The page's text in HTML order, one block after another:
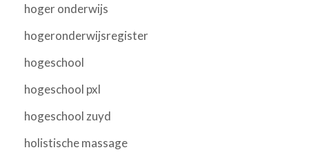
hoger onderwijs
hogeronderwijsregister
hogeschool
hogeschool pxl
hogeschool zuyd
holistische massage